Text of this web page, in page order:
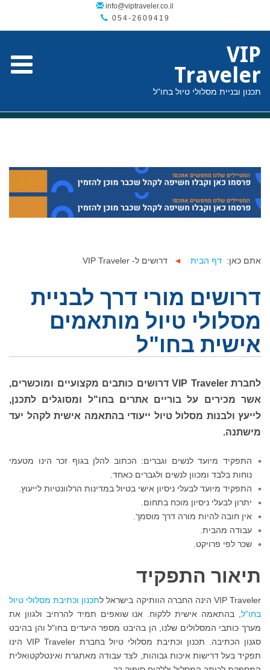
054-2609419
VIP
Traveler
תכנון ובניית מסלולי טיול בחו"ל
אתם כאן: דף הבית ◄ דרושים ל- VIP Traveler
דרושים מורי דרך לבניית
מסלולי טיול מותאמים
אישית בחו"ל
לחברת VIP Traveler דרושים כותבים מקצועיים ומוכשרים,
אשר מכירים על בוריים אתרים בחו"ל ומסוגלים לתכנן,
לייעץ ולבנות מסלול טיול ייעודי בהתאמה אישית לקהל יעד
מישתנה.
התפקיד מיועד לנשים וגברים: הכתוב להלן בגוף זכר הינו מטעמי
נוחות בלבד ומכוון לנשים ולגברים כאחד.
התפקיד מיועד לבעלי ניסיון אישי בטיול במדינות הרלוונטיות לייעוץ.
יתרון לבעלי ניסיון מוכח בתחום.
אין חובה להיות מורה דרך מוסמך.
עבודה מהבית.
שכר לפי פרויקט.
תיאור התפקיד
VIP Traveler הינה החברה הוותיקה בישראל ל
תכנון וכתיבת מסלולי טיול
בחו"ל , בהתאמה אישית ללקוח. אנו שואפים תמיד להרחיב ולגוון את
מערך כותבי המסלולים שלנו, הן בהיבט מספר היעדים בחו"ל והן בהיבט
סגנון הכתיבה. תכנון וכתיבת מסלולי טיול בחברת VIP Traveler הינו
תפקיד בעל דרישות איכות גבוהות, לצד עבודה מאתגרת ואינטלקטואלית